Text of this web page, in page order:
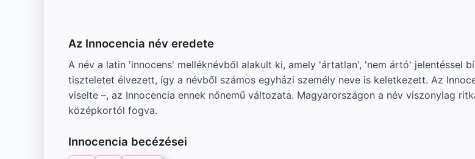
Az Innocencia név eredete
A név a latin 'innocens' melléknévből alakult ki, amely 'ártatlan', 'nem ártó' jelentéssel
tiszteletet élvezett, így a névből számos egyházi személy neve is keletkezett. Az
viselte –, az Innocencia ennek nőnemű változata. Magyarországon a név viszonylag
középkortól fogva.
Innocencia becézései